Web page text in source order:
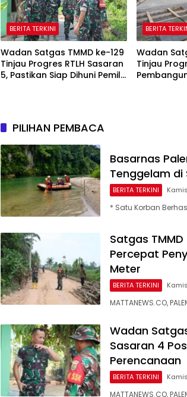
BERITA TERKINI
Wadan Satgas TMMD ke-129
Tinjau Progres RTLH Sasaran
5, Pastikan Siap Dihuni Pemilik
BERITA
Wadan
Tinjau
PILIHAN PEMBACA
Basarnas
Tenggelam di
BERITA TERKINI
* Satu Korban
Satgas
Percepat
Meter
BERITA TERKINI
MATTANEWS.CO,
Wadan
Sasaran 4
Perencanaan
BERITA TERKINI
MATTANEWS.CO,